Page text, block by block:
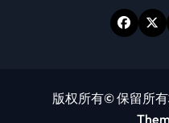
版权所有© 保留所